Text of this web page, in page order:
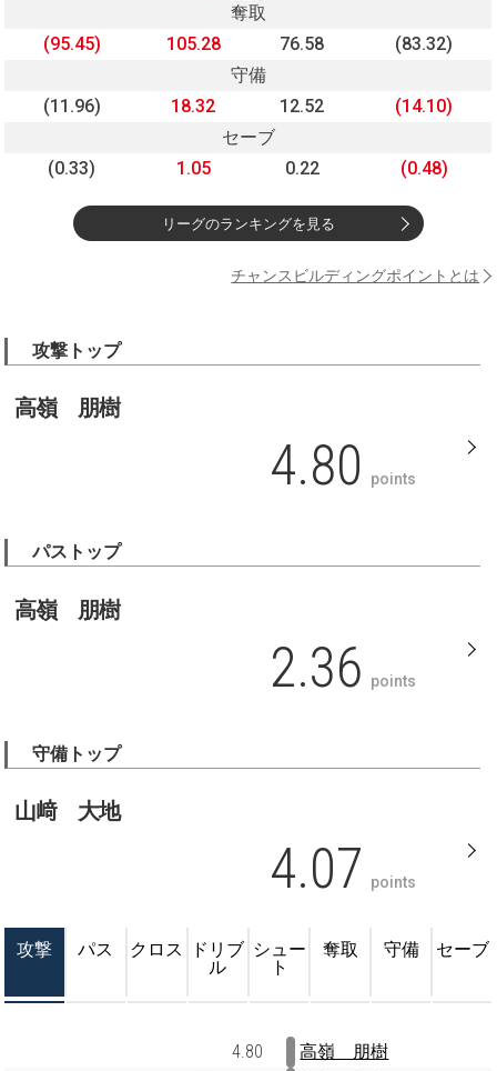
奪取
(95.45)
105.28 76.58
(83.32)
守備
(11.96)
18.32 12.52
(14.10)
セーブ
(0.33)
1.05 0.22 (0.48)
リーグのランキングを見る
チャンスビルディングポイントとは
攻撃トップ
高嶺 朋樹
4.80 points
パストップ
高嶺 朋樹
2.36 points
守備トップ
山﨑 大地
4.07 points
攻撃 パス クロス
ドリブ
ル
シュー
ト
奪取 守備 セーブ
4.80
高嶺 朋樹